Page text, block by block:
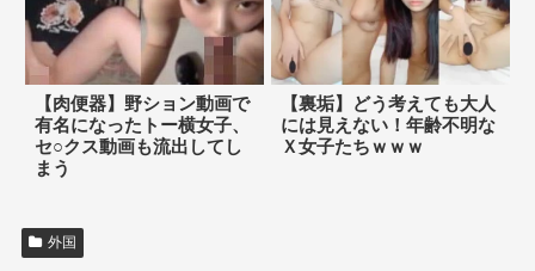
【肉便器】野ション動画で
有名になったトー横女子、
セ○クス動画も流出してし
まう
【裏垢】どう考えても大人
には見えない！年齢不明な
Ｘ女子たちｗｗｗ
外国